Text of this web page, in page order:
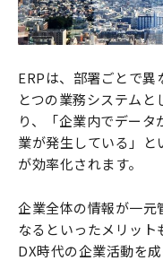
ERPは、部署ごとで
とつの業務システム
り、「企業内でデー
業が発生している」
が効率化されます。
企業全体の情報が一元
なるといったメリット
DX時代の企業活動を